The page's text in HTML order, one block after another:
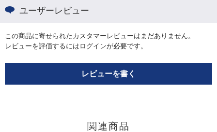
ユーザーレビュー
この商品に寄せられたカスタマーレビューはまだありません。
レビューを評価するにはログインが必要です。
レビューを書く
関連商品